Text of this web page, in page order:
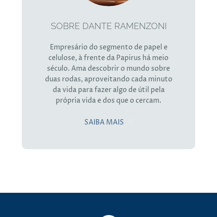
SOBRE DANTE RAMENZONI
Empresário do segmento de papel e
celulose, à frente da Papirus há meio
século. Ama descobrir o mundo sobre
duas rodas, aproveitando cada minuto
da vida para fazer algo de útil pela
própria vida e dos que o cercam.
SAIBA MAIS